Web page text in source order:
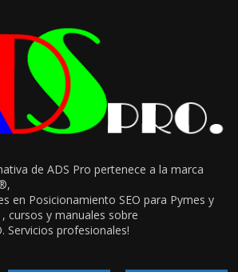
de ADS Pro pertenece a la marca
en Posicionamiento SEO para Pymes y
cursos y manuales sobre
Servicios profesionales!